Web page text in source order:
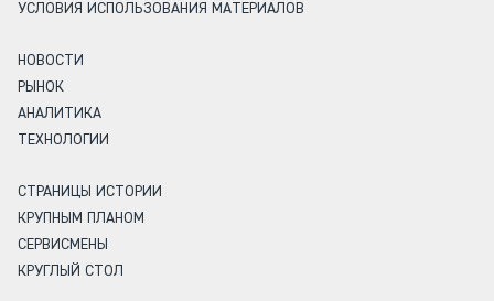
УСЛОВИЯ ИСПОЛЬЗОВАНИЯ МАТЕРИАЛОВ
НОВОСТИ
РЫНОК
АНАЛИТИКА
ТЕХНОЛОГИИ
СТРАНИЦЫ ИСТОРИИ
КРУПНЫМ ПЛАНОМ
СЕРВИСМЕНЫ
КРУГЛЫЙ СТОЛ